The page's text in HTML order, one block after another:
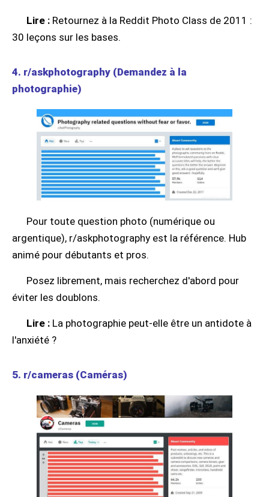
Lire : Retournez à la Reddit Photo Class de 2011 :
30 leçons sur les bases.
4. r/askphotography (Demandez à la
photographie)
Pour toute question photo (numérique ou
argentique), r/askphotography est la référence. Hub
animé pour débutants et pros.
Posez librement, mais recherchez d'abord pour
éviter les doublons.
Lire : La photographie peut-elle être un antidote à
l'anxiété ?
5. r/cameras (Caméras)